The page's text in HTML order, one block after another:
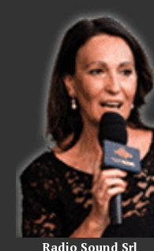
Radio Sound Srl